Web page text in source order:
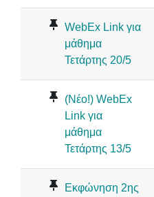
WebEx Link για
μάθημα
Τετάρτης 20/5
(Νέο!) WebEx
Link για
μάθημα
Τετάρτης 13/5
Εκφώνηση 2ης